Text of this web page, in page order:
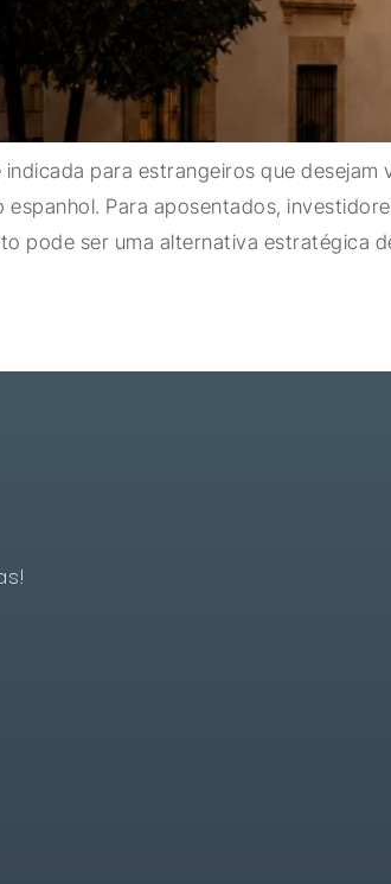
para estrangeiros que
Para aposentados,
pode ser uma alternativa estratégica